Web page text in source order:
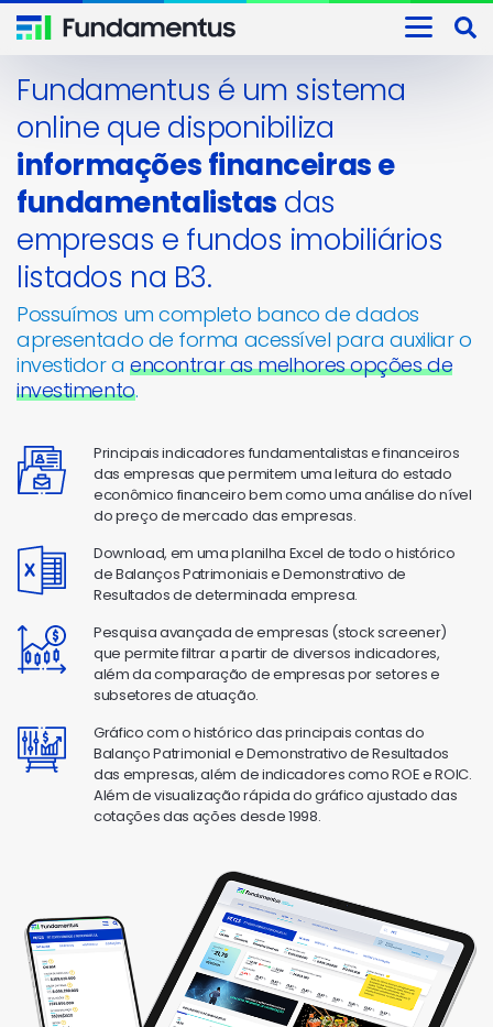
Fundamentus é um sistema
online que disponibiliza
informações financeiras e
fundamentalistas das
empresas e fundos imobiliários
listados na B3.
Possuímos um completo banco de dados
apresentado de forma acessível para auxiliar o
investidor aencontrar as melhores opções de
investimento.
Principais indicadores fundamentalistas e financeiros
das empresas que permitem uma leitura do estado
econômico financeiro bem como uma análise do nível
do preço de mercado das empresas.
Download, em uma planilha Excel de todo o histórico
de Balanços Patrimoniais e Demonstrativo de
Resultados de determinada empresa.
Pesquisa avançada de empresas (stock screener)
que permite filtrar a partir de diversos indicadores,
além da comparação de empresas por setores e
subsetores de atuação.
Gráfico com o histórico das principais contas do
Balanço Patrimonial e Demonstrativo de Resultados
das empresas, além de indicadores como ROE e ROIC.
Além de visualização rápida do gráfico ajustado das
cotações das ações desde 1998.